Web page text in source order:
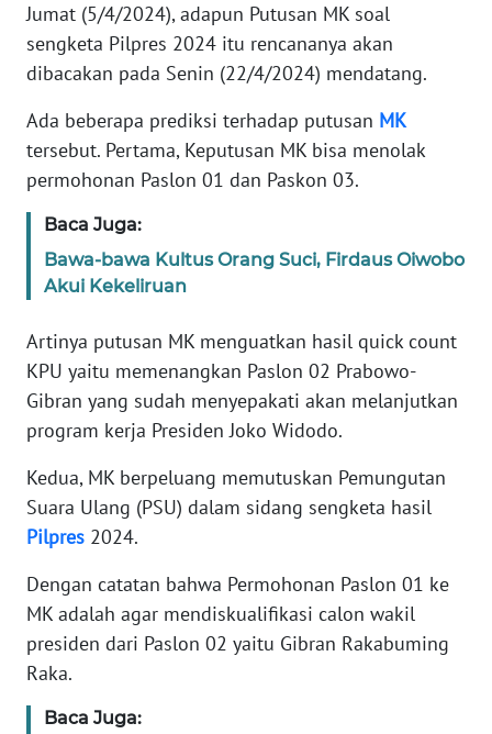
Jumat (5/4/2024), adapun Putusan MK soal
sengketa Pilpres 2024 itu rencananya akan
dibacakan pada Senin (22/4/2024) mendatang.
Ada beberapa prediksi terhadap putusan MK
tersebut. Pertama, Keputusan MK bisa menolak
permohonan Paslon 01 dan Paskon 03.
Baca Juga:
Bawa-bawa Kultus Orang Suci, Firdaus Oiwobo
Akui Kekeliruan
Artinya putusan MK menguatkan hasil quick count
KPU yaitu memenangkan Paslon 02 Prabowo-
Gibran yang sudah menyepakati akan melanjutkan
program kerja Presiden Joko Widodo.
Kedua, MK berpeluang memutuskan Pemungutan
Suara Ulang (PSU) dalam sidang sengketa hasil
Pilpres 2024.
Dengan catatan bahwa Permohonan Paslon 01 ke
MK adalah agar mendiskualifikasi calon wakil
presiden dari Paslon 02 yaitu Gibran Rakabuming
Raka.
Baca Juga:
KONTAK
KAMI
INFO
IKLAN
KAMI
PEDOMAN
REDAKSI
KARIR
DISCLAIMER
News
Regional
SUMUT